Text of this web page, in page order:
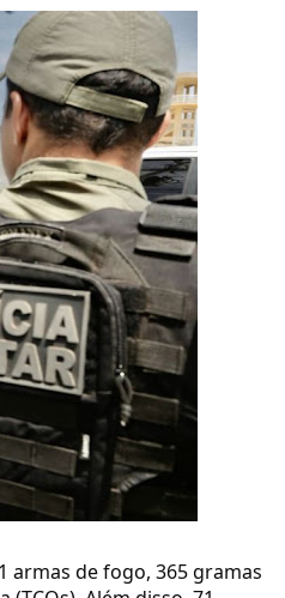
armas de fogo, 365 gramas